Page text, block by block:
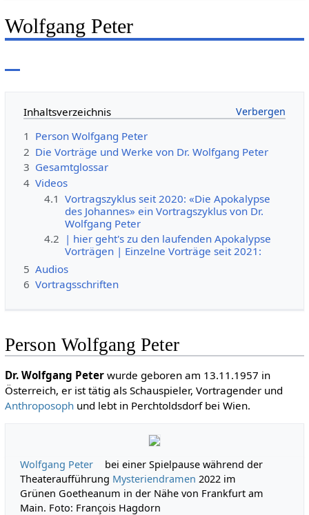
Wolfgang Peter
Inhaltsverzeichnis
1 Person Wolfgang Peter
2 Die Vorträge und Werke von Dr. Wolfgang Peter
3 Gesamtglossar
4 Videos
4.1 Vortragszyklus seit 2020: «Die Apokalypse
des Johannes» ein Vortragszyklus von Dr.
Wolfgang Peter
4.2 | hier geht's zu den laufenden Apokalypse
Vorträgen | Einzelne Vorträge seit 2021:
5 Audios
6 Vortragsschriften
Person Wolfgang Peter
Dr. Wolfgang Peterwurde geboren am 13.11.1957 in
Österreich, er ist tätig als Schauspieler, Vortragender und
Anthroposophund lebt in Perchtoldsdorf bei Wien.
Wolfgang Peter
bei einer Spielpause während der
Theateraufführung Mysteriendramen 2022 im
Grünen Goetheanum in der Nähe von Frankfurt am
Main. Foto: François Hagdorn